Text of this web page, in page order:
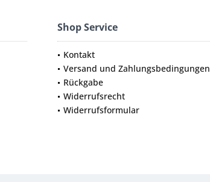
Shop Service
Kontakt
Versand und Zahlungsbedingungen
Rückgabe
Widerrufsrecht
Widerrufsformular